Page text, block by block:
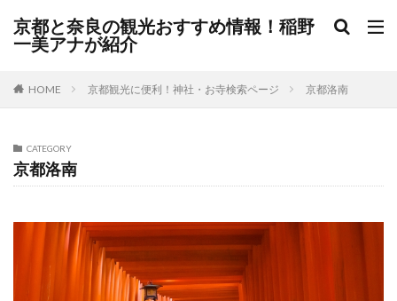
京都と奈良の観光おすすめ情報！稲野
一美アナが紹介
HOME 京都観光に便利！神社・お寺検索ページ 京都洛南
CATEGORY
京都洛南